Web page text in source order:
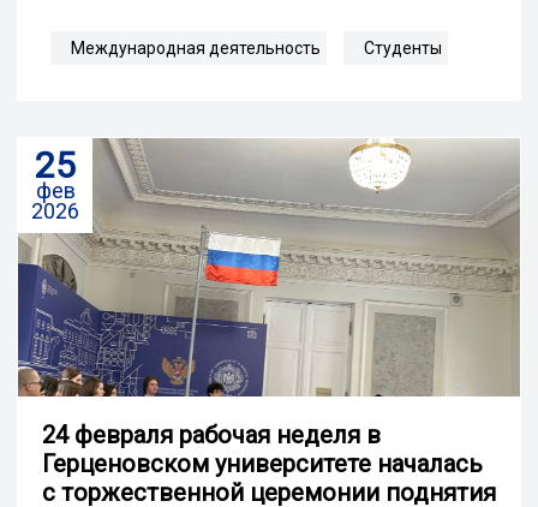
Международная деятельность Студенты
25
фев
2026
24 февраля рабочая неделя в
Герценовском университете началась
с торжественной церемонии поднятия